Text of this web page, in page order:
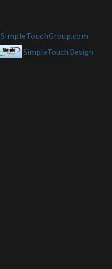
SimpleTouchGroup.com
SimpleTouch Design